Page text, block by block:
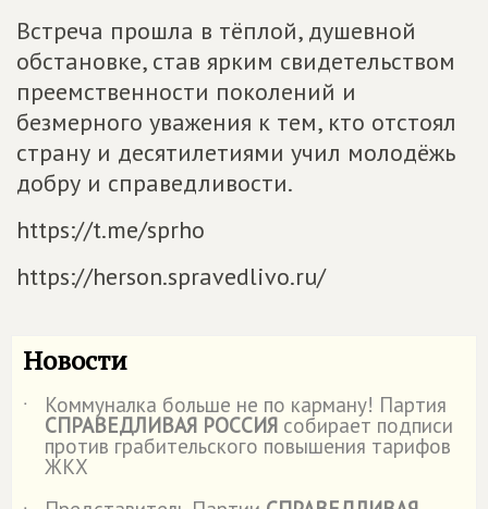
Встреча прошла в тёплой, душевной
обстановке, став ярким свидетельством
преемственности поколений и
безмерного уважения к тем, кто отстоял
страну и десятилетиями учил молодёжь
добру и справедливости.
https://t.me/sprho
https://herson.spravedlivo.ru/
Новости
˙ Коммуналка больше не по карману! Партия
СПРАВЕДЛИВАЯ РОССИЯ собирает подписи
против грабительского повышения тарифов
ЖКХ